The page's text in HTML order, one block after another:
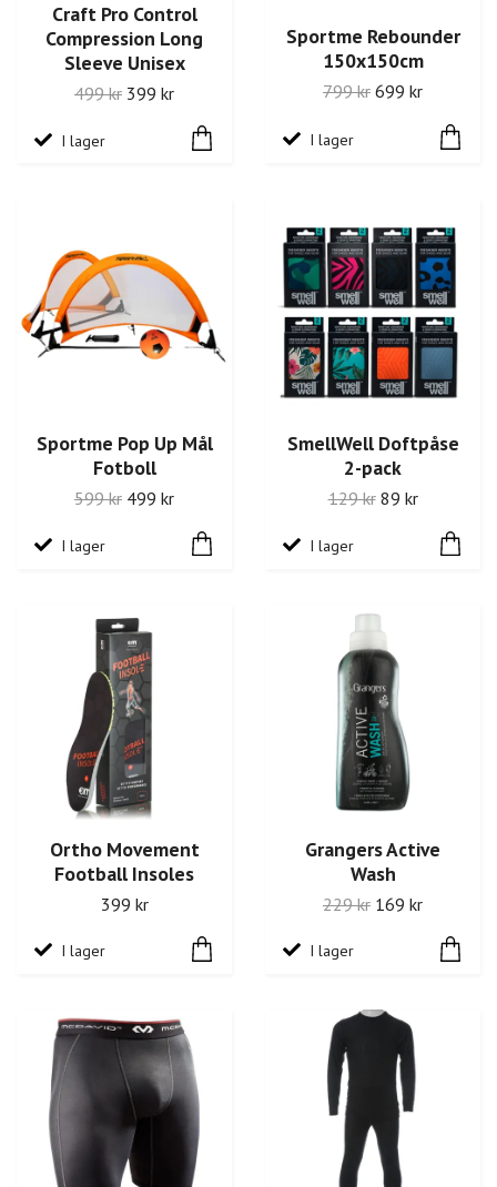
Craft Pro Control
Compression Long
Sleeve Unisex
499 kr 399 kr
I lager
Sportme Rebounder
150x150cm
799 kr 699 kr
I lager
Sportme Pop Up Mål
Fotboll
599 kr 499 kr
I lager
SmellWell Doftpåse
2-pack
129 kr 89 kr
I lager
Ortho Movement
Football Insoles
399 kr
I lager
Grangers Active
Wash
229 kr 169 kr
I lager